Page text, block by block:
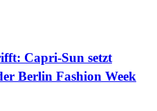
Capri-Sun setzt
Berlin Fashion Week